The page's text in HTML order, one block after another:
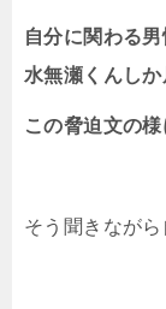
自分に関わる
水無瀬くんしか
この脅迫文の
そう聞きながら